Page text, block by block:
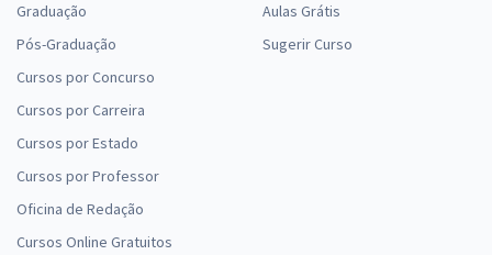
Graduação
Pós-Graduação
Cursos por Concurso
Cursos por Carreira
Cursos por Estado
Cursos por Professor
Oficina de Redação
Cursos Online Gratuitos
Aulas Grátis
Sugerir Curso